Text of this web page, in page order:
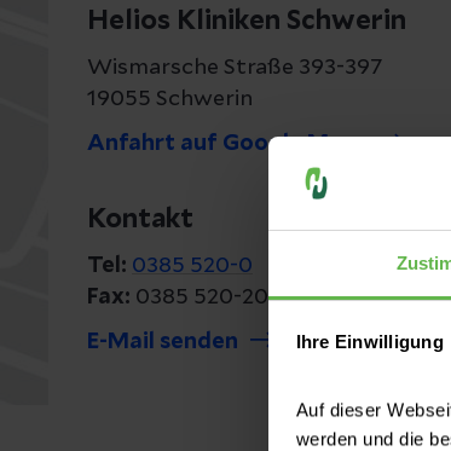
Ihre Einwilligung
Auf dieser
werden und die
Helios Kliniken Schwerin
Wismarsche Straße 393-397
19055 Schwerin
Anfahrt auf Google Maps
Kontakt
Tel: 0385 520-0
Fax: 0385 520-20 08
E-Mail senden